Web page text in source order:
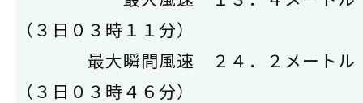
（３日０３時１１分）
最大瞬間風速 ２４．２メート
（３日０３時４６分）